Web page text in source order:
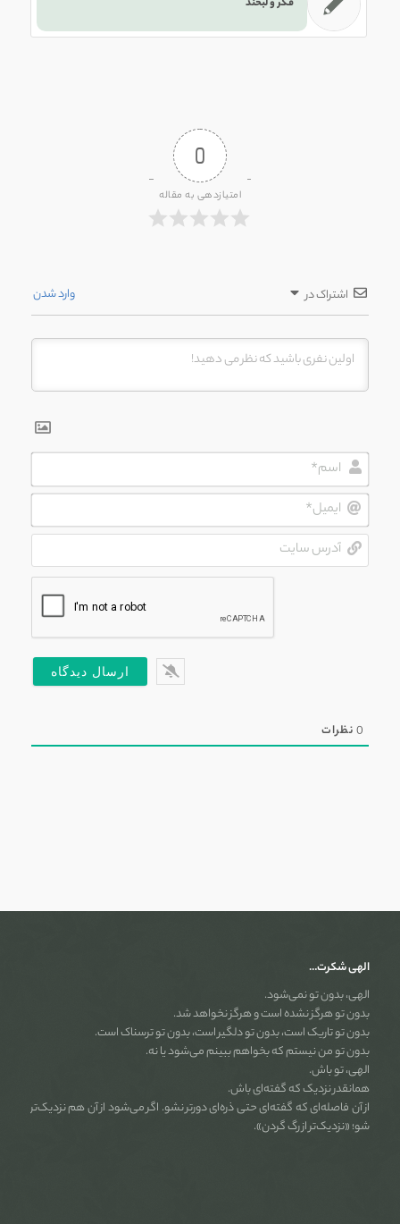
فکر و لبخند
0
امتیازدهی به مقاله
اشتراک در وارد شدن
ایمیل*
0نظرات
الهی شکرت…
الهی، بدون تو نمی‌شود.
بدون تو هرگز نشده است و هرگز نخواهد شد.
بدون تو تاریک است، بدون تو دلگیر است، بدون تو ترسناک است.
بدون تو من نیستم که بخواهم ببینم می‌شود یا نه.
الهی، تو باش.
همانقدر نزدیک که گفته‌ای باش.
از آن فاصله‌ای که گفته‌ای حتی ذره‌ای دورتر نشو. اگر می‌شود از آن هم نزدیک‌تر
شو؛ «نزدیک‌تر از رگ گردن».